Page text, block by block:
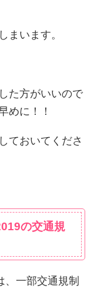
まいます。
た方がいいので
めに！！
ておいてくださ
の交通規
一部交通規制